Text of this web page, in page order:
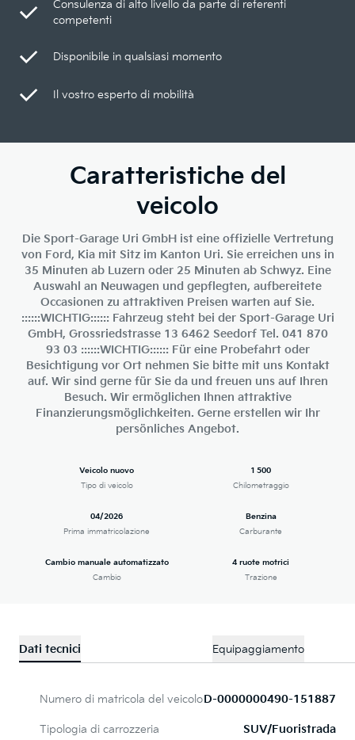
Consulenza di alto livello da parte di referenti
competenti
Disponibile in qualsiasi momento
Il vostro esperto di mobilità
Caratteristiche del
veicolo
Die Sport-Garage Uri GmbH ist eine offizielle Vertretung
von Ford, Kia mit Sitz im Kanton Uri. Sie erreichen uns in
35 Minuten ab Luzern oder 25 Minuten ab Schwyz. Eine
Auswahl an Neuwagen und gepflegten, aufbereitete
Occasionen zu attraktiven Preisen warten auf Sie.
::::::WICHTIG:::::: Fahrzeug steht bei der Sport-Garage Uri
GmbH, Grossriedstrasse 13 6462 Seedorf Tel. 041 870
93 03 ::::::WICHTIG:::::: Für eine Probefahrt oder
Besichtigung vor Ort nehmen Sie bitte mit uns Kontakt
auf. Wir sind gerne für Sie da und freuen uns auf Ihren
Besuch. Wir ermöglichen Ihnen attraktive
Finanzierungsmöglichkeiten. Gerne erstellen wir Ihr
persönliches Angebot.
Veicolo nuovo
Tipo di veicolo
1 500
Chilometraggio
04/2026
Prima immatricolazione
Benzina
Carburante
Cambio manuale automatizzato
Cambio
4 ruote motrici
Trazione
Dati tecnici Equipaggiamento
Numero di matricola del veicoloD-0000000490-151887
Tipologia di carrozzeria SUV/Fuoristrada